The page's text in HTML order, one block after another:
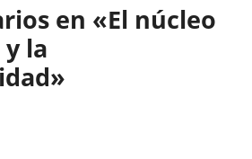
en «El núcleo
la